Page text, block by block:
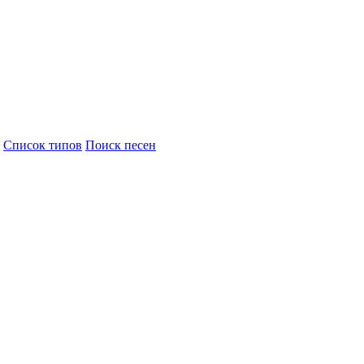
Cписок типов Поиск песен